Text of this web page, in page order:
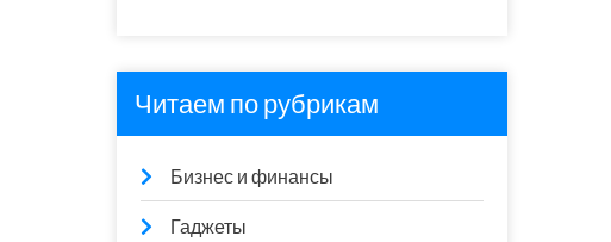
Читаем по рубрикам
Бизнес и финансы
Гаджеты